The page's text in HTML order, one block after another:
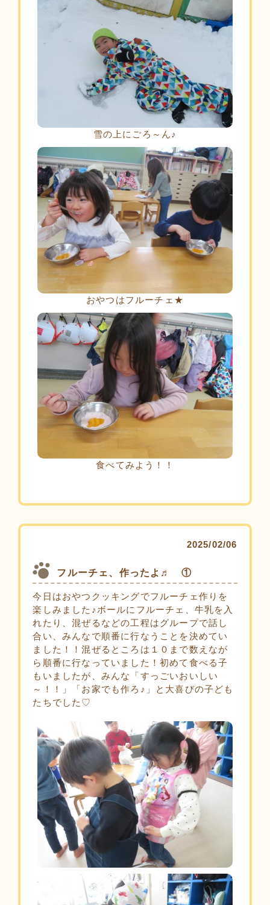
雪の上にごろ～ん♪
おやつはフルーチェ★
食べてみよう！！
2025/02/06
フルーチェ、作ったよ♬ ①
今日はおやつクッキングでフルーチェ作りを
楽しみました♪ボールにフルーチェ、牛乳を入
れたり、混ぜるなどの工程はグループで話し
合い、みんなで順番に行なうことを決めてい
ました！！混ぜるところは１０まで数えなが
ら順番に行なっていました！初めて食べる子
もいましたが、みんな「すっごいおいしい
～！！」「お家でも作ろ♪」と大喜びの子ども
たちでした♡